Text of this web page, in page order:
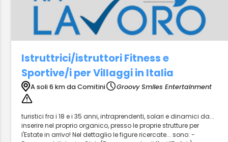
Istruttrici/istruttori Fitness e
Sportive/i per Villaggi in Italia
A soli 6 km da Comitini Groovy Smiles Entertainment
turistici fra i 18 e i 35 anni, intraprendenti, solari e dinamici da...
inserire nel proprio organico, presso le proprie strutture per
l'Estate in arrivo! Nel dettaglio le figure ricercate... sono: -